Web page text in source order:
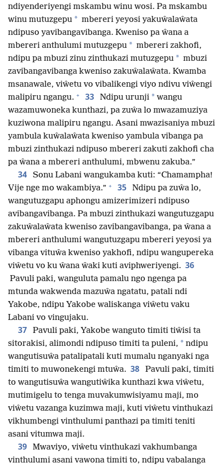
ndiyenderiyengi mskambu winu wosi. Pa mskambu
winu mutuzgepu * mbereri yeyosi yakuŵalaŵata
ndipuso yavibangavibanga. Kweniso pa ŵana a
mbereri anthulumi mutuzgepu * mbereri zakhofi,
ndipu pa mbuzi zinu zinthukazi mutuzgepu * mbuzi
zavibangavibanga kweniso zakuŵalaŵata. Kwamba
msanawale, viŵetu vo vibalikengi viyo ndivu viŵengi
malipiru ngangu. + 33 Ndipu urunji * wangu
wazamuwoneka kunthazi, pa zuŵa lo mwazamuziya
kuziwona malipiru ngangu. Asani mwazisaniya mbuzi
yambula kuŵalaŵata kweniso yambula vibanga pa
mbuzi zinthukazi ndipuso mbereri zakuti zakhofi cha
pa ŵana a mbereri anthulumi, mbwenu zakuba.”
34
Sonu Labani wangukamba kuti: “Chamampha!
Vije nge mo wakambiya.” + 35
Ndipu pa zuŵa lo,
wangutuzgapu aphongu amizerimizeri ndipuso
avibangavibanga. Pa mbuzi zinthukazi wangutuzgapu
zakuŵalaŵata kweniso zavibangavibanga, pa ŵana a
mbereri anthulumi wangutuzgapu mbereri yeyosi ya
vibanga vituŵa kweniso yakhofi, ndipu wangupereka
viŵetu vo ku ŵana ŵaki kuti aviphweriyengi. 36
Pavuli paki, wanguluta pamalu ngo ngenga pa
mtunda wakwenda mazuŵa ngatatu, patali ndi
Yakobe, ndipu Yakobe waliskanga viŵetu vaku
Labani vo vingujaku.
37
Pavuli paki, Yakobe wanguto timiti tiŵisi ta
sitorakisi, alimondi ndipuso timiti ta puleni, * ndipu
wangutisuŵa patalipatali kuti mumalu nganyaki nga
timiti to muwonekengi mtuŵa. 38
Pavuli paki, timiti
to wangutisuŵa wangutiŵika kunthazi kwa viŵetu,
mutimigelu to tenga muvakumwisiyamu maji, mo
viŵetu vazanga kuzimwa maji, kuti viŵetu vinthukazi
vikhumbengi vinthulumi panthazi pa timiti teniti
asani vitumwa maji.
39
Mwaviyo, viŵetu vinthukazi vakhumbanga
vinthulumi asani vawona timiti to, ndipu vabalanga